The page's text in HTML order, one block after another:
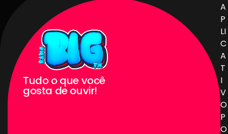
Tudo o que você
gosta de ouvir!
A
P
LI
C
A
T
I
V
O
P
O